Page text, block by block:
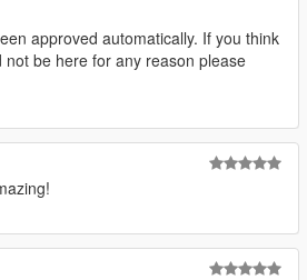
approved automatically. If you think
not be here for any reason please